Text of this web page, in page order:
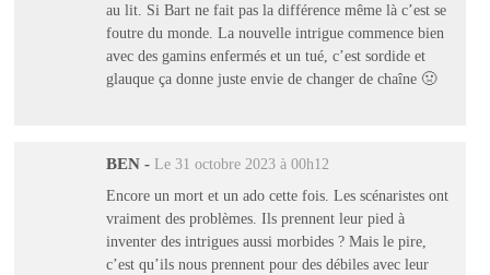
au lit. Si Bart ne fait pas la différence même là c’est se
foutre du monde. La nouvelle intrigue commence bien
avec des gamins enfermés et un tué, c’est sordide et
glauque ça donne juste envie de changer de chaîne 🤢
BEN - Le 31 octobre 2023 à 00h12
Encore un mort et un ado cette fois. Les scénaristes ont
vraiment des problèmes. Ils prennent leur pied à
inventer des intrigues aussi morbides ? Mais le pire,
c’est qu’ils nous prennent pour des débiles avec leur